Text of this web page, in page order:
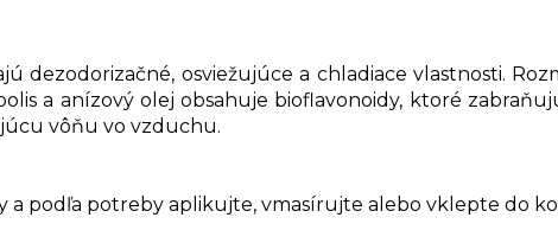
dezodorizačné, osviežujúce a chladiace vlastnosti.
a anízový olej obsahuje bioflavonoidy, ktoré
vôňu vo vzduchu.
a podľa potreby aplikujte, vmasírujte alebo vklepte do